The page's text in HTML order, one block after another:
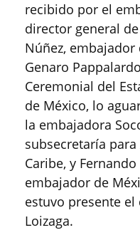
recibido por el
director general
Núñez, embajador
Genaro
Ceremonial del
de México, lo
la embajadora
subsecretaría para
Caribe, y
embajador de
estuvo presente
Loizaga.